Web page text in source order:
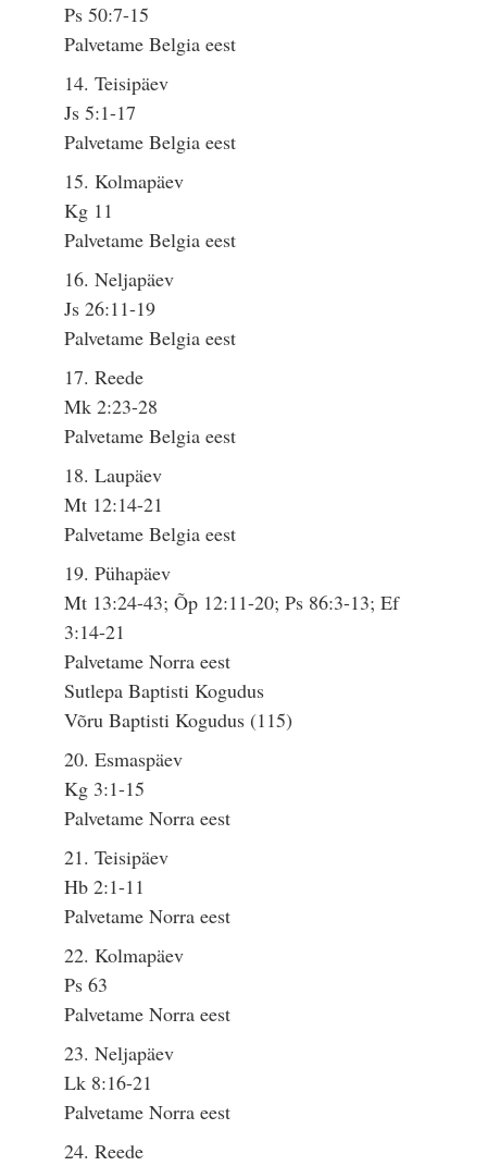
Ps 50:7-15
Palvetame Belgia eest
14. Teisipäev
Js 5:1-17
Palvetame Belgia eest
15. Kolmapäev
Kg 11
Palvetame Belgia eest
16. Neljapäev
Js 26:11-19
Palvetame Belgia eest
17. Reede
Mk 2:23-28
Palvetame Belgia eest
18. Laupäev
Mt 12:14-21
Palvetame Belgia eest
19. Pühapäev
Mt 13:24-43; Õp 12:11-20; Ps 86:3-13; Ef
3:14-21
Palvetame Norra eest
Sutlepa Baptisti Kogudus
Võru Baptisti Kogudus (115)
20. Esmaspäev
Kg 3:1-15
Palvetame Norra eest
21. Teisipäev
Hb 2:1-11
Palvetame Norra eest
22. Kolmapäev
Ps 63
Palvetame Norra eest
23. Neljapäev
Lk 8:16-21
Palvetame Norra eest
24. Reede